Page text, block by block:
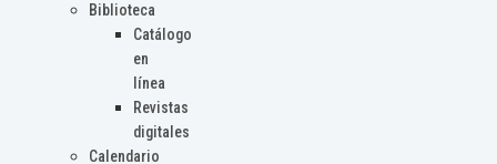
Biblioteca
Catálogo
en
línea
Revistas
digitales
Calendario